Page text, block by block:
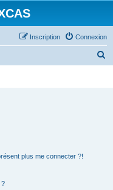
Connexion
Inscription
plus me connecter ?!
?